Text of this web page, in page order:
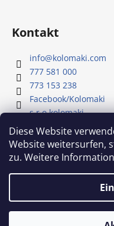
Diese Website
Website weitersurfen,
zu. Weitere
Kontakt
info@kolomaki.com
777 581 000
773 153 238
Facebook/Kolomaki
s.r.o.kolomaki
Youtube - Kolomaki